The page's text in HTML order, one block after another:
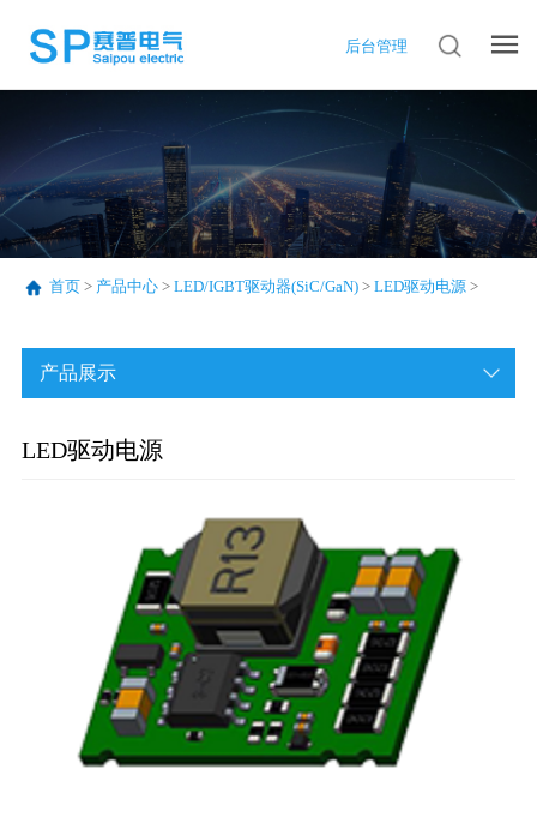
后台管理
首页> 产品中心> LED/IGBT驱动器(SiC/GaN)> LED驱动电源>
产品展示
LED驱动电源